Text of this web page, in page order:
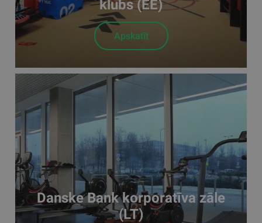
klubs (EE)
Apskatīt
Danske Bank korporatīva zāle
(LT)